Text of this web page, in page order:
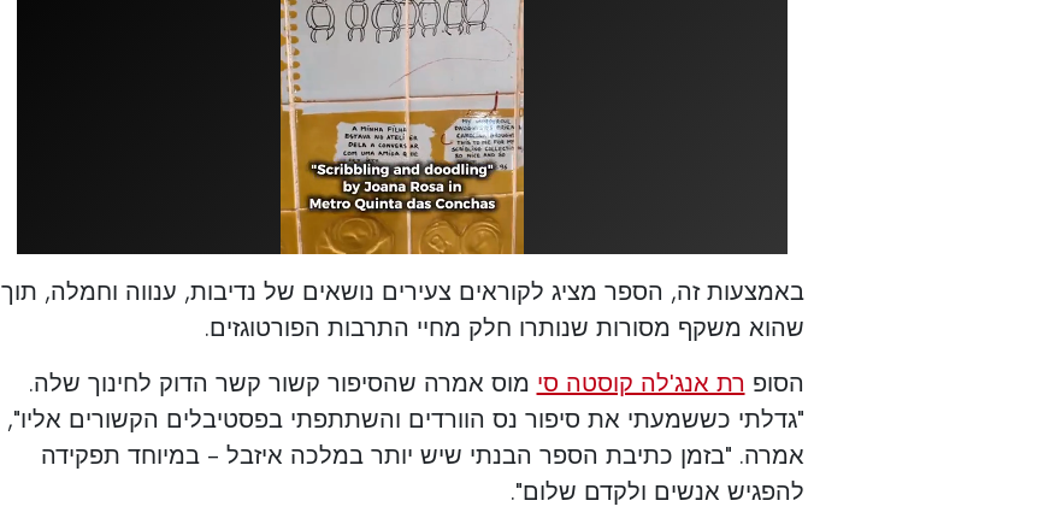
באמצעות זה, הספר מציג לקוראים צעירים נושאים של נדיבות, ענווה וחמלה, תוך
שהוא משקף מסורות שנותרו חלק מחיי התרבות הפורטוגזים.
הסופ רת אנג'לה קוסטה סי מוס אמרה שהסיפור קשור קשר הדוק לחינוך שלה.
"גדלתי כששמעתי את סיפור נס הוורדים והשתתפתי בפסטיבלים הקשורים אליו",
אמרה. "בזמן כתיבת הספר הבנתי שיש יותר במלכה איזבל - במיוחד תפקידה
להפגיש אנשים ולקדם שלום".